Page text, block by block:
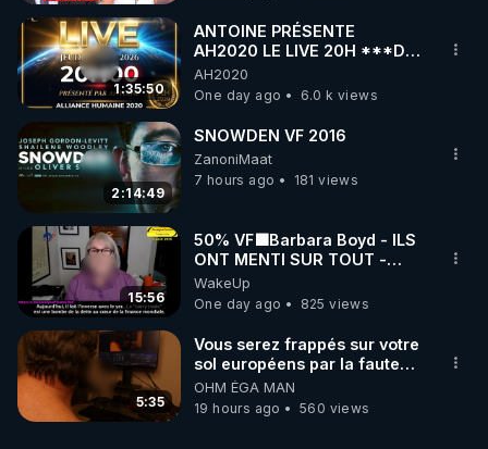
1:35:50
ANTOINE PRÉSENTE
AH2020 LE LIVE 20H ***DU
06/08/2026***
AH2020
One day ago
6.0 k views
2:14:49
SNOWDEN VF 2016
ZanoniMaat
7 hours ago
181 views
15:56
50% VF🟩Barbara Boyd - ILS
ONT MENTI SUR TOUT -
Jocelyne Traduction
WakeUp
One day ago
825 views
5:35
Vous serez frappés sur votre
sol européens par la faute
des dirigeants qui s'en
mettent dans le nez
OHM ÉGA MAN
19 hours ago
560 views